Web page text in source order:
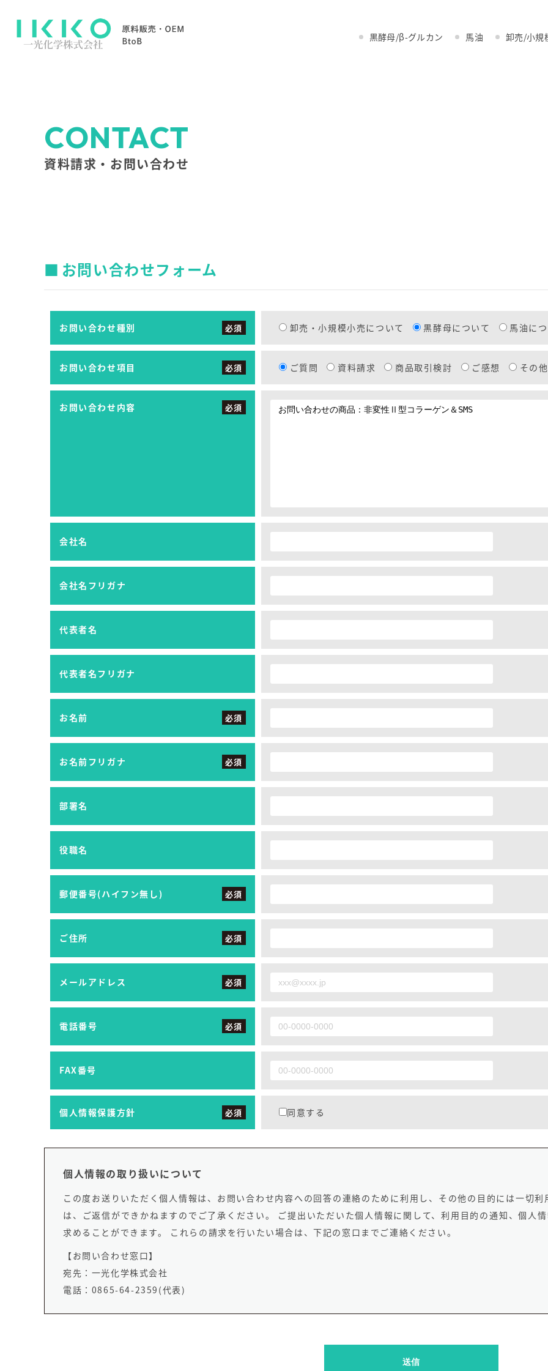
黒酵母/β-グルカン 馬油 卸売/小規
CONTACT
資料請求・お問い合わせ
お問い合わせフォーム
お問い合わせ種別 必須 卸売・小規模小売について 黒酵母について 馬油に
お問い合わせ項目 必須 ご質問 資料請求 商品取引検討 ご感想 その他
お問い合わせ内容 必須
会社名
会社名フリガナ
代表者名
代表者名フリガナ
お名前 必須
お名前フリガナ 必須
部署名
役職名
郵便番号(ハイフン無し) 必須
ご住所 必須
メールアドレス 必須
電話番号 必須
FAX番号
個人情報保護方針 必須 同意する
個人情報の取り扱いについて
この度お送りいただく個人情報は、お問い合わせ内容への回答の連絡のために利用し、その他の目的には一切
は、ご返信ができかねますのでご了承ください。 ご提出いただいた個人情報に関して、利用目的の通知、個人
求めることができます。 これらの請求を行いたい場合は、下記の窓口までご連絡ください。
【お問い合わせ窓口】
宛先：一光化学株式会社
電話：0865-64-2359(代表)